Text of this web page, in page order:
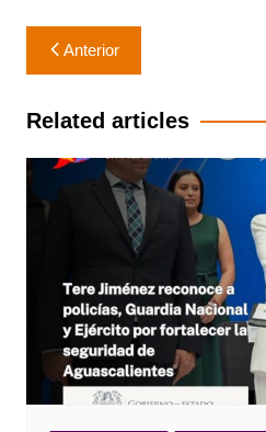
Navegación
de
entradas
Anterior
Related articles